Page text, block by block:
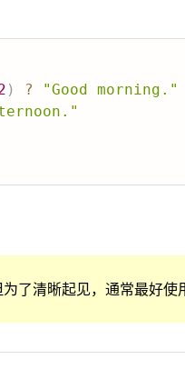
) ?
"Good morning."
了清晰起见，通常最好